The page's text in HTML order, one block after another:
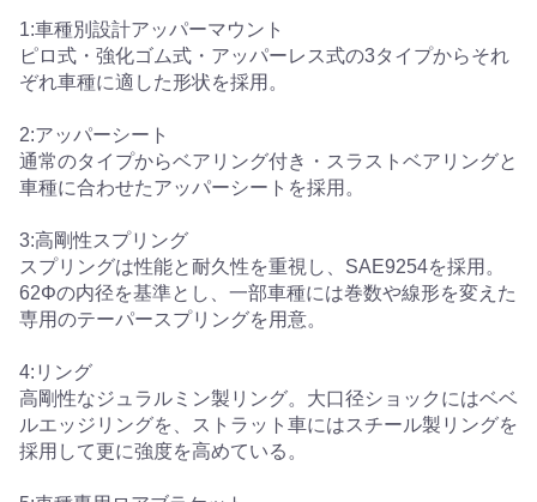
1:車種別設計アッパーマウント
ピロ式・強化ゴム式・アッパーレス式の3タイプからそれ
ぞれ車種に適した形状を採用。
2:アッパーシート
通常のタイプからベアリング付き・スラストベアリングと
車種に合わせたアッパーシートを採用。
3:高剛性スプリング
スプリングは性能と耐久性を重視し、SAE9254を採用。
62Φの内径を基準とし、一部車種には巻数や線形を変えた
専用のテーパースプリングを用意。
4:リング
高剛性なジュラルミン製リング。大口径ショックにはベベ
ルエッジリングを、ストラット車にはスチール製リングを
採用して更に強度を高めている。